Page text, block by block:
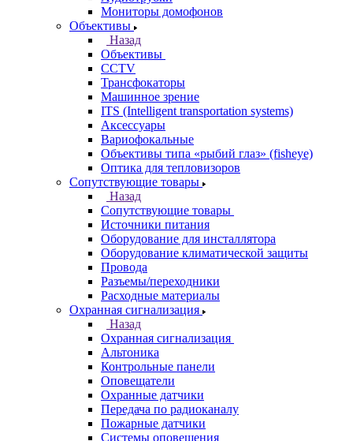
Мониторы домофонов
Объективы
Назад
Объективы
CCTV
Трансфокаторы
Машинное зрение
ITS (Intelligent transportation systems)
Аксессуары
Вариофокальные
Объективы типа «рыбий глаз» (fisheye)
Оптика для тепловизоров
Сопутствующие товары
Назад
Сопутствующие товары
Источники питания
Оборудование для инсталлятора
Оборудование климатической защиты
Провода
Разъемы/переходники
Расходные материалы
Охранная сигнализация
Назад
Охранная сигнализация
Альтоника
Контрольные панели
Оповещатели
Охранные датчики
Передача по радиоканалу
Пожарные датчики
Системы оповещения